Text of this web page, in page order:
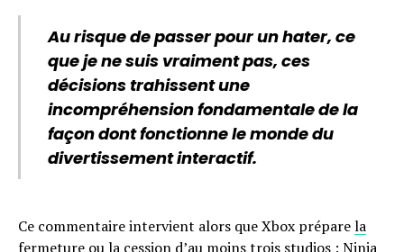
Au risque de passer pour un hater, ce
que je ne suis vraiment pas, ces
décisions trahissent une
incompréhension fondamentale de la
façon dont fonctionne le monde du
divertissement interactif.
Ce commentaire intervient alors que Xbox préparela
fermeture ou la cession d’au moins trois studios : Ninja